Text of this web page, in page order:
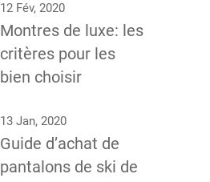
12 Fév, 2020
Montres de luxe: les
critères pour les
bien choisir
13 Jan, 2020
Guide d’achat de
pantalons de ski de